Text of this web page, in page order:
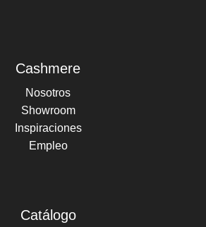
Cashmere
Nosotros
Showroom
Inspiraciones
Empleo
Catálogo